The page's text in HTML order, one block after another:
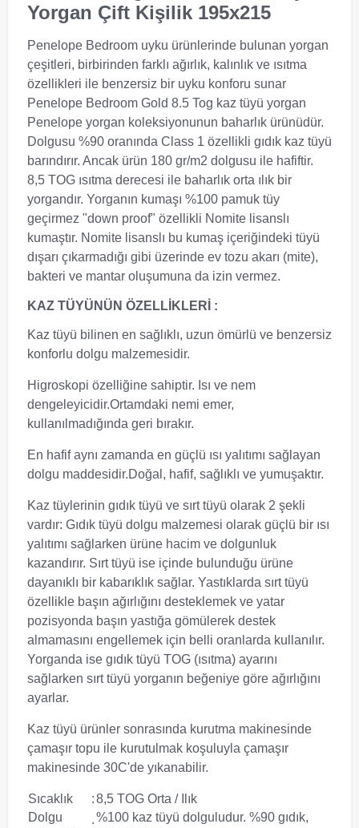
Yorgan Çift Kişilik 195x215
Penelope Bedroom uyku ürünlerinde bulunan yorgan
çeşitleri, birbirinden farklı ağırlık, kalınlık ve ısıtma
özellikleri ile benzersiz bir uyku konforu sunar
Penelope Bedroom Gold 8.5 Tog kaz tüyü yorgan
Penelope yorgan koleksiyonunun baharlık ürünüdür.
Dolgusu %90 oranında Class 1 özellikli gıdık kaz tüyü
barındırır. Ancak ürün 180 gr/m2 dolgusu ile hafiftir.
8,5 TOG ısıtma derecesi ile baharlık orta ılık bir
yorgandır. Yorganın kumaşı %100 pamuk tüy
geçirmez "down proof" özellikli Nomite lisanslı
kumaştır. Nomite lisanslı bu kumaş içeriğindeki tüyü
dışarı çıkarmadığı gibi üzerinde ev tozu akarı (mite),
bakteri ve mantar oluşumuna da izin vermez.
KAZ TÜYÜNÜN ÖZELLİKLERİ :
Kaz tüyü bilinen en sağlıklı, uzun ömürlü ve benzersiz
konforlu dolgu malzemesidir.
Higroskopi özelliğine sahiptir. Isı ve nem
dengeleyicidir.Ortamdaki nemi emer,
kullanılmadığında geri bırakır.
En hafif aynı zamanda en güçlü ısı yalıtımı sağlayan
dolgu maddesidir.Doğal, hafif, sağlıklı ve yumuşaktır.
Kaz tüylerinin gıdık tüyü ve sırt tüyü olarak 2 şekli
vardır: Gıdık tüyü dolgu malzemesi olarak güçlü bir ısı
yalıtımı sağlarken ürüne hacim ve dolgunluk
kazandırır. Sırt tüyü ise içinde bulunduğu ürüne
dayanıklı bir kabarıklık sağlar. Yastıklarda sırt tüyü
özellikle başın ağırlığını desteklemek ve yatar
pozisyonda başın yastığa gömülerek destek
almamasını engellemek için belli oranlarda kullanılır.
Yorganda ise gıdık tüyü TOG (ısıtma) ayarını
sağlarken sırt tüyü yorganın beğeniye göre ağırlığını
ayarlar.
Kaz tüyü ürünler sonrasında kurutma makinesinde
çamaşır topu ile kurutulmak koşuluyla çamaşır
makinesinde 30C'de yıkanabilir.
Sıcaklık :8,5 TOG Orta / Ilık
Dolgu
:
%100 kaz tüyü dolguludur. %90 gıdık,